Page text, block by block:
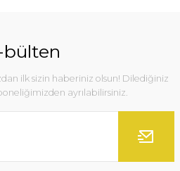
bülten
ilk sizin haberiniz olsun! Dilediğiniz
ayrılabilirsiniz.